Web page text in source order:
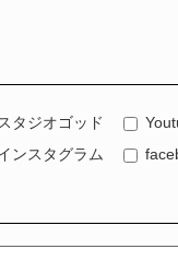
スタジオゴッド
ンスタグラム